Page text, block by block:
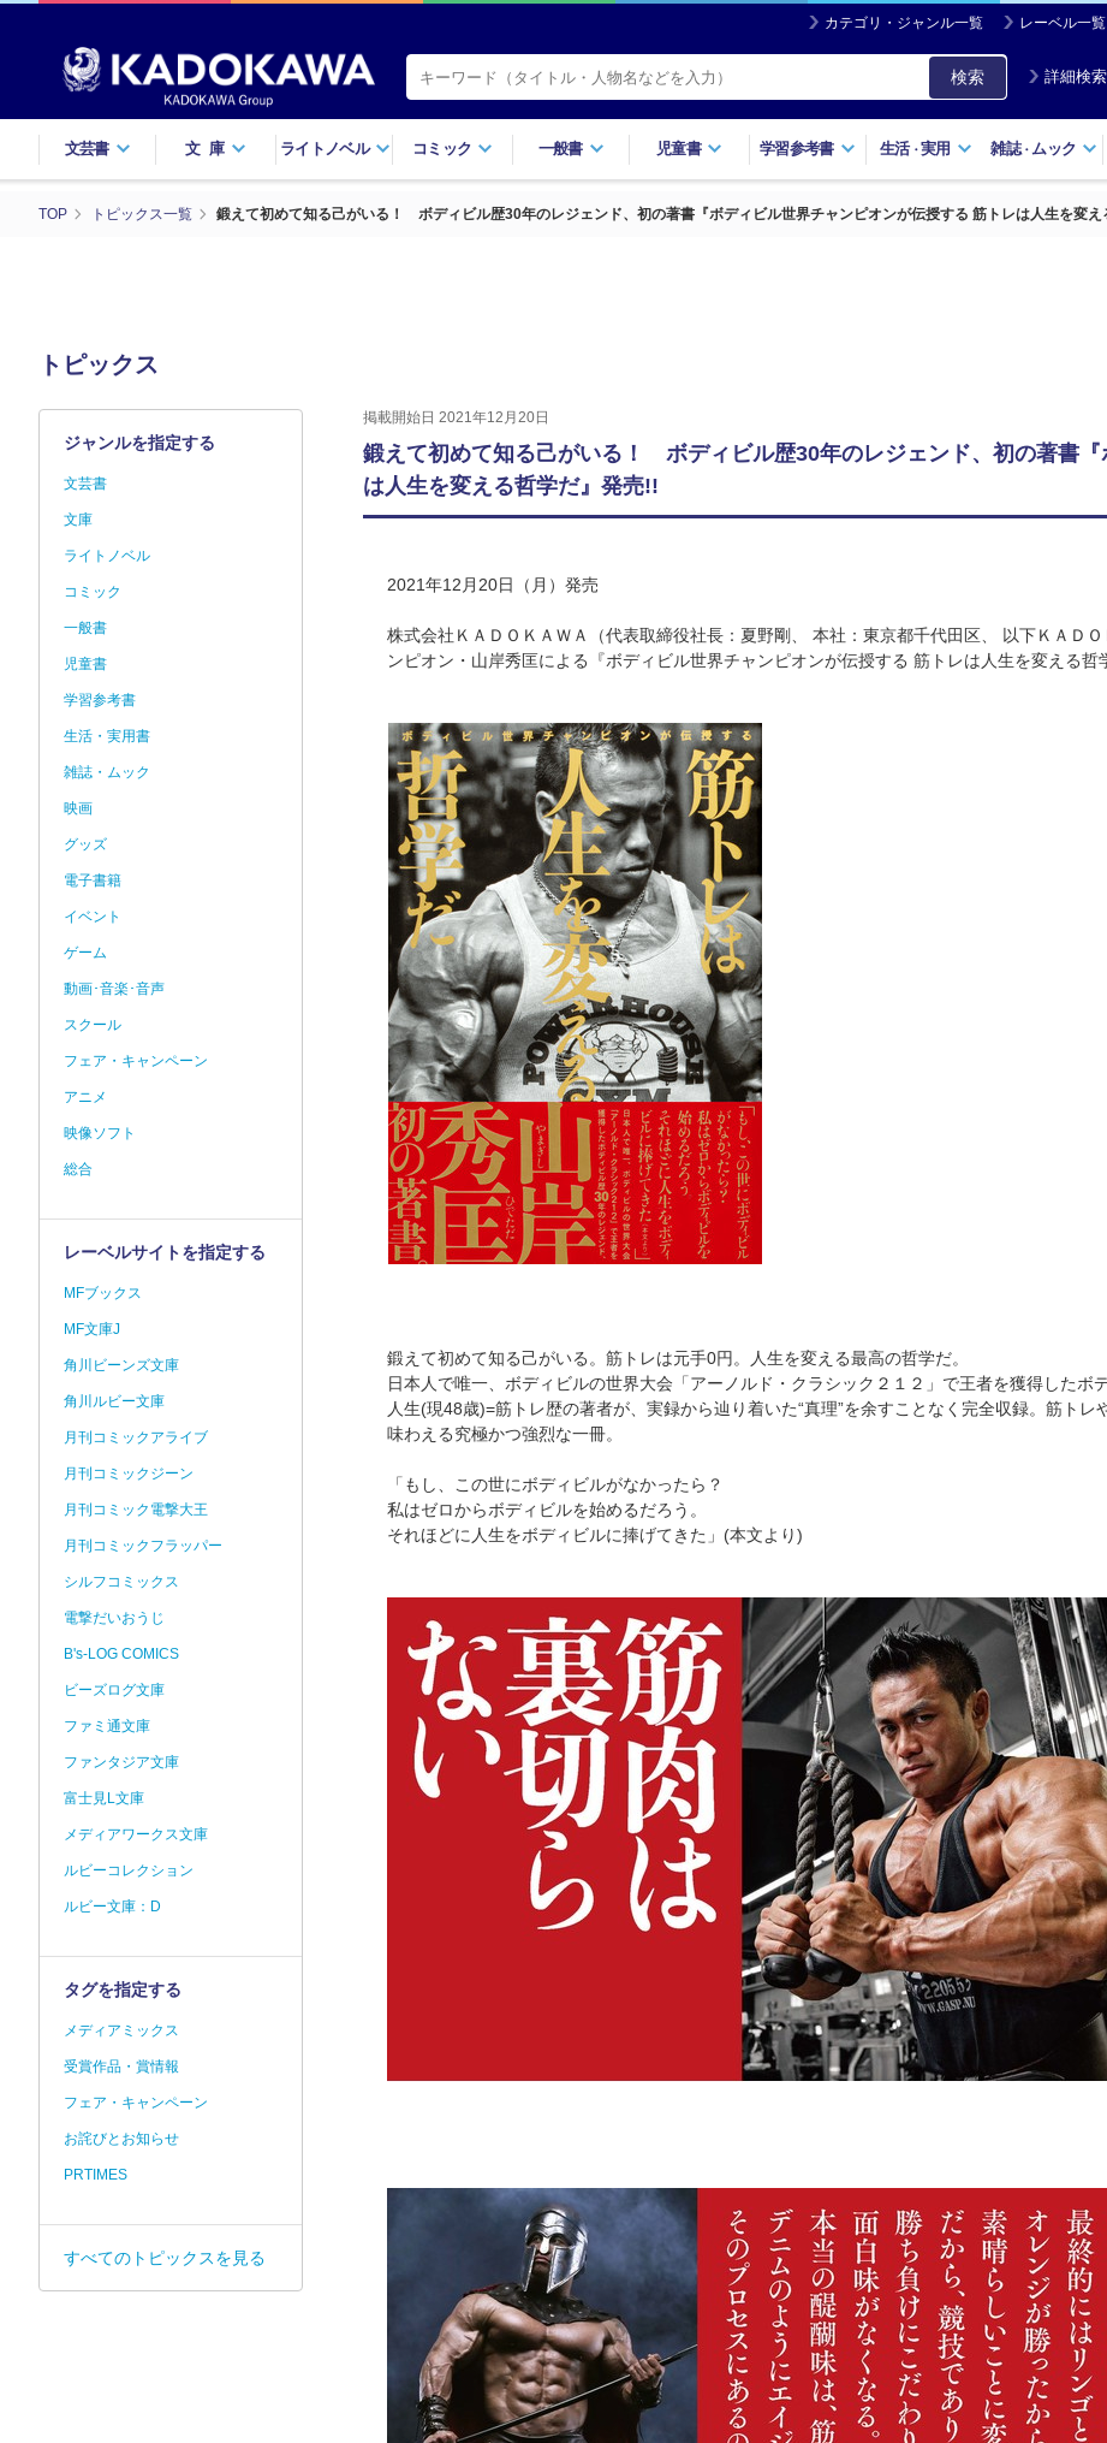
カテゴリ・ジャンル一覧 レーベル一覧
検索 詳細検索
文芸書 文庫 ライトノベル コミック 一般書 児童書 学習参考書 生活・実用 雑誌・ ムック
TOP トピックス一覧 鍛えて初めて知る己がいる！ ボディビル歴30年のレジェンド、初の著書『ボディビル世界チャンピオンが伝授する 筋トレは人生を変え
トピックス
掲載開始日 2021年12月20日
鍛えて初めて知る己がいる！ ボディビル歴30年のレジェンド、初の著書
は人生を変える哲学だ』発売!!
2021年12月20日（月）発売
株式会社ＫＡＤＯＫＡＷＡ（代表取締役社長：夏野剛、 本社：東京都千代田区、 以下ＫＡＤ
ンピオン・山岸秀匡による『ボディビル世界チャンピオンが伝授する 筋トレは人生を変える哲
鍛えて初めて知る己がいる。筋トレは元手0円。人生を変える最高の哲学だ。
日本人で唯一、ボディビルの世界大会「アーノルド・クラシック２１２」で王者を獲得したボ
人生(現48歳)=筋トレ歴の著者が、実録から辿り着いた“真理”を余すことなく完全収録。筋ト
味わえる究極かつ強烈な一冊。
「もし、この世にボディビルがなかったら？
私はゼロからボディビルを始めるだろう。
それほどに人生をボディビルに捧げてきた」(本文より)
ジャンルを指定する
文芸書
文庫
ライトノベル
コミック
一般書
児童書
学習参考書
生活・実用書
雑誌・ムック
映画
グッズ
電子書籍
イベント
ゲーム
動画･音楽･音声
スクール
フェア・キャンペーン
アニメ
映像ソフト
総合
レーベルサイトを指定する
MFブックス
MF文庫J
角川ビーンズ文庫
角川ルビー文庫
月刊コミックアライブ
月刊コミックジーン
月刊コミック電撃大王
月刊コミックフラッパー
シルフコミックス
電撃だいおうじ
B's-LOG COMICS
ビーズログ文庫
ファミ通文庫
ファンタジア文庫
富士見L文庫
メディアワークス文庫
ルビーコレクション
ルビー文庫：D
タグを指定する
メディアミックス
受賞作品・賞情報
フェア・キャンペーン
お詫びとお知らせ
PRTIMES
すべてのトピックスを見る